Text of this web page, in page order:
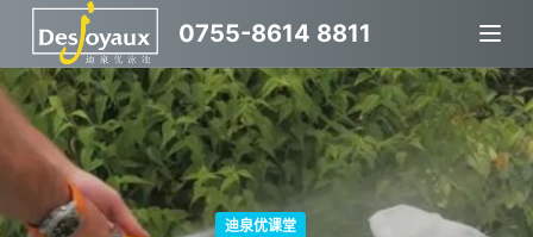
跳
过
内
容
0755-8614 8811
迪泉优课堂